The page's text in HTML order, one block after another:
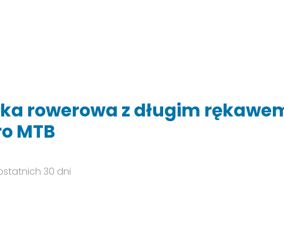
rowerowa z długim
MTB
30 dni